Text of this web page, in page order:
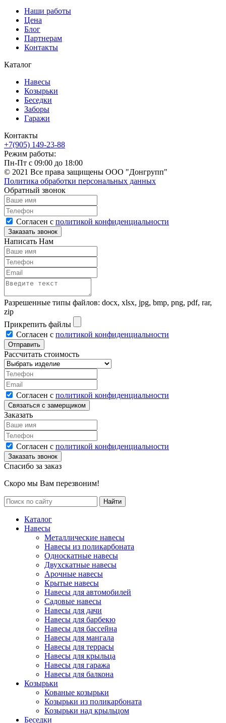
Наши работы
Цена
Блог
Партнерам
Контакты
Каталог
Навесы
Козырьки
Беседки
Заборы
Гаражи
Контакты
+7(905) 149-23-88
Режим работы:
Пн-Пт с 09:00 до 18:00
© 2021 Все права защищены ООО "Донгрупп"
Политика обработки персональных данных
Обратный звонок
Согласен с политикой конфиденциальности
Написать Нам
Разрешенные типы файлов: docx, xlsx, jpg, bmp, png, pdf, rar,
zip
Прикрепить файлы
Согласен с политикой конфиденциальности
Рассчитать стоимость
Согласен с политикой конфиденциальности
Заказать
Согласен с политикой конфиденциальности
Спасибо за заказ
Скоро мы Вам перезвоним!
Каталог
Навесы
Металлические навесы
Навесы из поликарбоната
Односкатные навесы
Двухскатные навесы
Арочные навесы
Крытые навесы
Навесы для автомобилей
Садовые навесы
Навесы для дачи
Навесы для барбекю
Навесы для бассейна
Навесы для мангала
Навесы для террасы
Навесы для крыльца
Навесы для гаража
Навесы для балкона
Козырьки
Кованые козырьки
Козырьки из поликарбоната
Козырьки над крыльцом
Беседки